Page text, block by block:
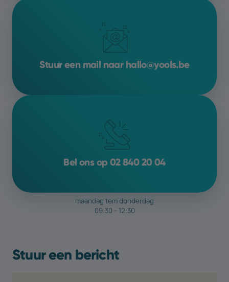
mogelijkhedengraag met jou
Stuur een bericht
Stuur een mail naar hallo@yools.be
Bel ons op 02 840 20 04
maandag tem donderdag
09:30 - 12:30